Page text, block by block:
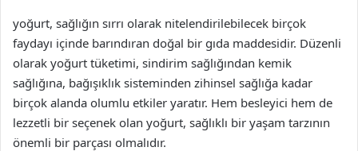
yoğurt, sağlığın sırrı olarak nitelendirilebilecek birçok
faydayı içinde barındıran doğal bir gıda maddesidir. Düzenli
olarak yoğurt tüketimi, sindirim sağlığından kemik
sağlığına, bağışıklık sisteminden zihinsel sağlığa kadar
birçok alanda olumlu etkiler yaratır. Hem besleyici hem de
lezzetli bir seçenek olan yoğurt, sağlıklı bir yaşam tarzının
önemli bir parçası olmalıdır.